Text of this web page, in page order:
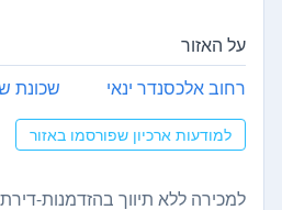
על האזור
רחוב אלכסנדר ינאי שכונת
למודעות ארכיון שפורסמו באזור